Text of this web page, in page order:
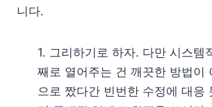
니다.
1. 그리하기로 하자. 다만 시스템
째로 열어주는 건 깨끗한 방법이
으로 짰다간 빈번한 수정에 대응